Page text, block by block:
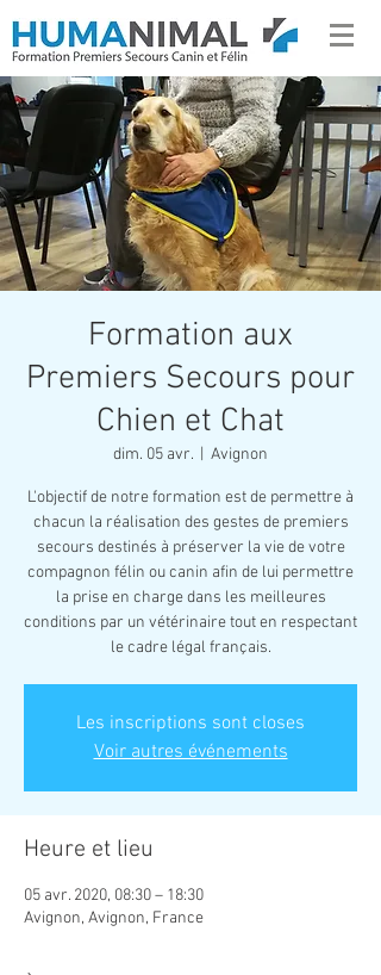
Formation aux
Premiers Secours pour
Chien et Chat
dim. 05 avr. Avignon
L'objectif de notre formation est de permettre à
chacun la réalisation des gestes de premiers
secours destinés à préserver la vie de votre
compagnon félin ou canin afin de lui permettre
la prise en charge dans les meilleures
conditions par un vétérinaire tout en respectant
le cadre légal français.
Les inscriptions sont closes
Voir autres événements
Heure et lieu
05 avr. 2020, 08:30 – 18:30
Avignon, Avignon, France